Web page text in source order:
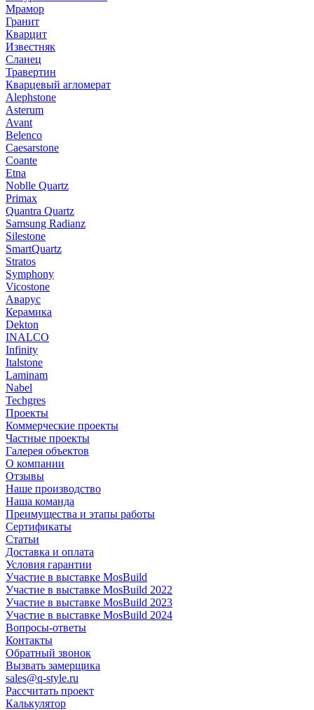
Мрамор
Гранит
Кварцит
Известняк
Сланец
Травертин
Кварцевый агломерат
Alephstone
Asterum
Avant
Belenco
Caesarstone
Coante
Etna
Noblle Quartz
Primax
Quantra Quartz
Samsung Radianz
Silestone
SmartQuartz
Stratos
Symphony
Vicostone
Аварус
Керамика
Dekton
INALCO
Infinity
Italstone
Laminam
Nabel
Techgres
Проекты
Коммерческие проекты
Частные проекты
Галерея объектов
О компании
Отзывы
Наше производство
Наша команда
Преимущества и этапы работы
Сертификаты
Статьи
Доставка и оплата
Условия гарантии
Участие в выставке MosBuild
Участие в выставке MosBuild 2022
Участие в выставке MosBuild 2023
Участие в выставке MosBuild 2024
Вопросы-ответы
Контакты
Обратный звонок
Вызвать замерщика
sales@q-style.ru
Рассчитать проект
Калькулятор